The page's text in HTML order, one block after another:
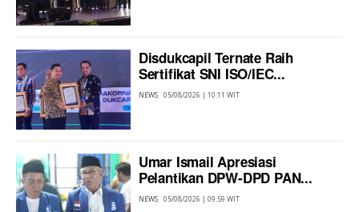
Disdukcapil Ternate Raih
Sertifikat SNI ISO/IEC...
NEWS 05/08/2026 | 10:11 WIT
Umar Ismail Apresiasi
Pelantikan DPW-DPD PAN...
NEWS 05/08/2026 | 09:59 WIT